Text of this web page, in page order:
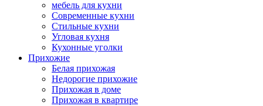
мебель для кухни
Современные кухни
Стильные кухни
Угловая кухня
Кухонные уголки
Прихожие
Белая прихожая
Недорогие прихожие
Прихожая в доме
Прихожая в квартире